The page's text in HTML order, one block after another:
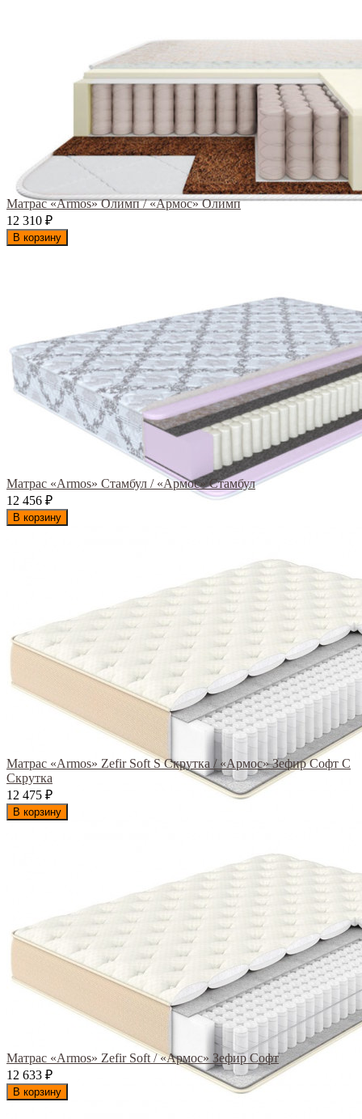
Матрас «Armos» Олимп / «Армос» Олимп
12 310 ₽
В корзину
Матрас «Armos» Стамбул / «Армос» Стамбул
12 456 ₽
В корзину
Матрас «Armos» Zefir Soft S Скрутка / «Армос» Зефир Софт С
Скрутка
12 475 ₽
В корзину
Матрас «Armos» Zefir Soft / «Армос» Зефир Софт
12 633 ₽
В корзину